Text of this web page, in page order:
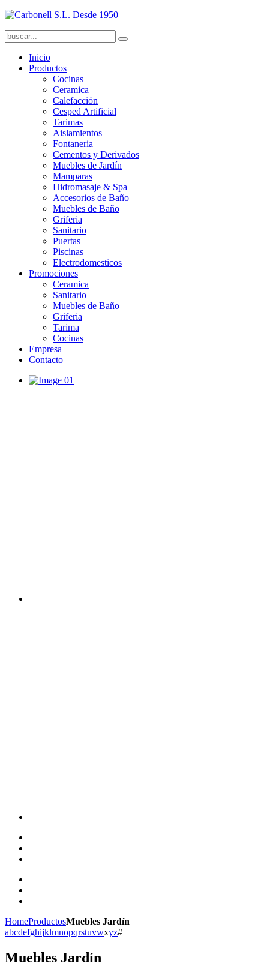
Inicio
Productos
Cocinas
Ceramica
Calefacción
Cesped Artificial
Tarimas
Aislamientos
Fontaneria
Cementos y Derivados
Muebles de Jardín
Mamparas
Hidromasaje & Spa
Accesorios de Baño
Muebles de Baño
Griferia
Sanitario
Puertas
Piscinas
Electrodomesticos
Promociones
Ceramica
Sanitario
Muebles de Baño
Griferia
Tarima
Cocinas
Empresa
Contacto
HomeProductosMuebles Jardín
abcdefghijklmnopqrstuvwxyz#
Muebles Jardín